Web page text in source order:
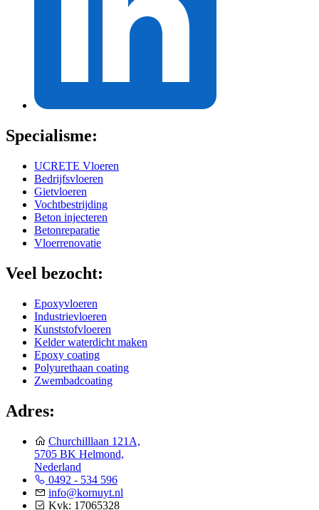
Specialisme:
UCRETE Vloeren
Bedrijfsvloeren
Gietvloeren
Vochtbestrijding
Beton injecteren
Betonreparatie
Vloerrenovatie
Veel bezocht:
Epoxyvloeren
Industrievloeren
Kunststofvloeren
Kelder waterdicht maken
Epoxy coating
Polyurethaan coating
Zwembadcoating
Adres:
Churchilllaan 121A,
5705 BK Helmond,
Nederland
0492 - 534 596
info@kornuyt.nl
Kvk: 17065328